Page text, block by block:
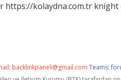
https://kolaydna.com.tr knight
backlinkpaneli@gmail.com Teams: